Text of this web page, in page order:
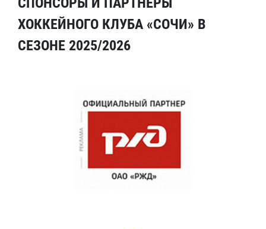
ХОККЕЙНОГО КЛУБА «СОЧИ» В
СЕЗОНЕ 2025/2026